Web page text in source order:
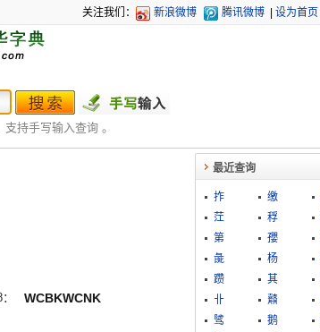
关注我们： 新浪微博 腾讯微博 设为首页
支持手写输入查询 。
WCBKWCNK
最近查询
拃 缴
茳
稃
第
孾
彘
杨
躜
其
卝
鼘
骘
鹅